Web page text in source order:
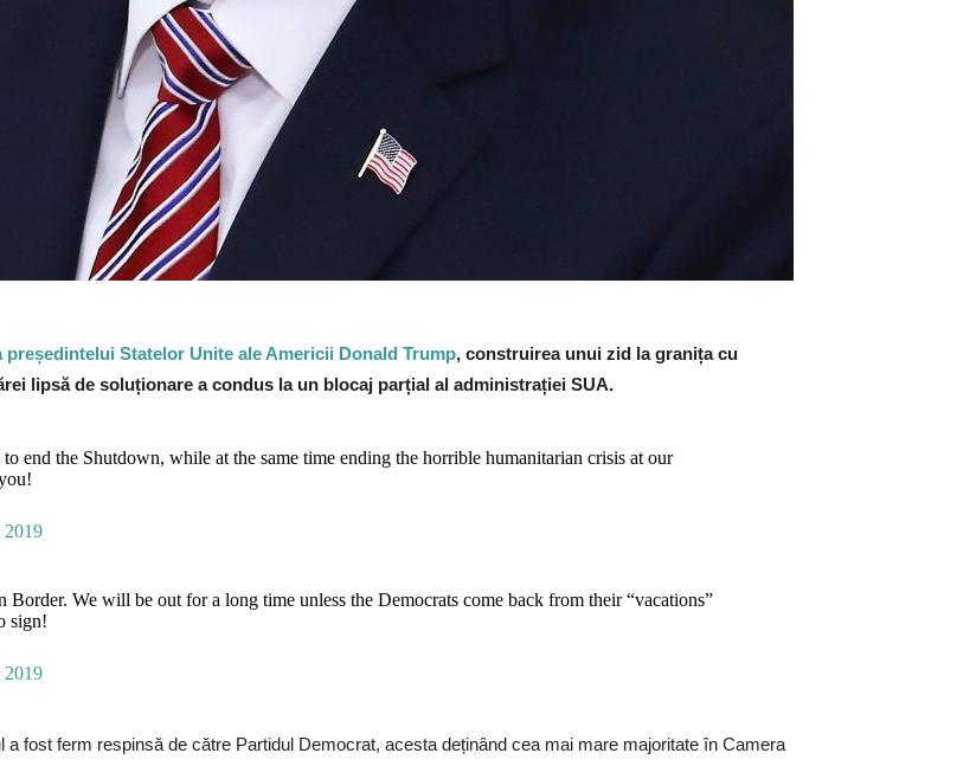
președintelui Statelor Unite ale Americii Donald Trump, construirea unui zid la granița cu
lipsă de soluționare a condus la un blocaj parțial al administrației SUA.
end the Shutdown, while at the same time ending the horrible humanitarian crisis at our
2019
Border. We will be out for a long time unless the Democrats come back from their “vacations”
sign!
2019
fost ferm respinsă de către Partidul Democrat, acesta deținând cea mai mare majoritate în Camera